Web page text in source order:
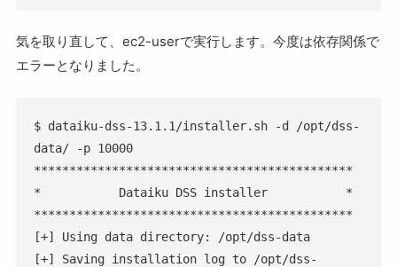
気を取り直して、ec2-userで実行します。今度は依存関係で
エラーとなりました。
$ dataiku-dss-13.1.1/installer.sh -d /opt/dss-
data/ -p 10000
*********************************************
*           Dataiku DSS installer           *
*********************************************
[+] Using data directory: /opt/dss-data
[+] Saving installation log to /opt/dss-